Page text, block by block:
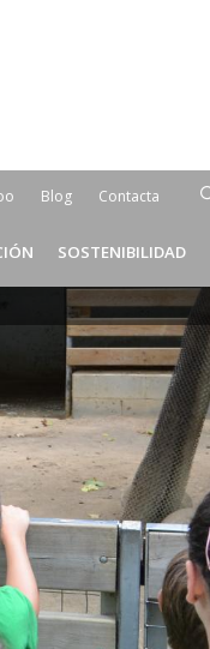
Blog Contacta
SOSTENIBILIDAD